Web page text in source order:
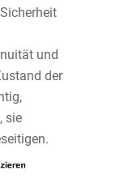
und
der
sie